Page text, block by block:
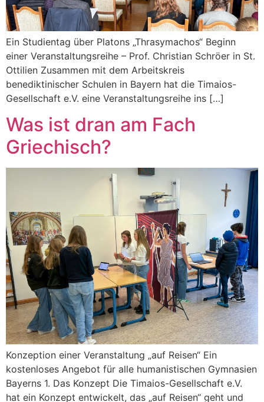
Ein Studientag über Platons „Thrasymachos“ Beginn
einer Veranstaltungsreihe – Prof. Christian Schröer in St.
Ottilien Zusammen mit dem Arbeitskreis
benediktinischer Schulen in Bayern hat die Timaios-
Gesellschaft e.V. eine Veranstaltungsreihe ins […]
Was ist dran am Fach
Griechisch?
Konzeption einer Veranstaltung „auf Reisen“ Ein
kostenloses Angebot für alle humanistischen Gymnasien
Bayerns 1. Das Konzept Die Timaios-Gesellschaft e.V.
hat ein Konzept entwickelt, das „auf Reisen“ geht und